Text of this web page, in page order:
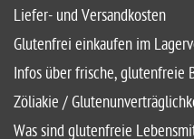
Liefer- und Versandkosten
Glutenfrei einkaufen im
Infos über frische, glutenfreie
Zöliakie /
Was sind glutenfreie